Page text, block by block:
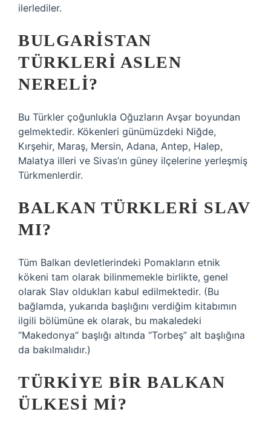
ilerlediler.
BULGARISTAN
TÜRKLERI ASLEN
NERELI?
Bu Türkler çoğunlukla Oğuzların Avşar boyundan
gelmektedir. Kökenleri günümüzdeki Niğde,
Kırşehir, Maraş, Mersin, Adana, Antep, Halep,
Malatya illeri ve Sivas’ın güney ilçelerine yerleşmiş
Türkmenlerdir.
BALKAN TÜRKLERI SLAV
MI?
Tüm Balkan devletlerindeki Pomakların etnik
kökeni tam olarak bilinmemekle birlikte, genel
olarak Slav oldukları kabul edilmektedir. (Bu
bağlamda, yukarıda başlığını verdiğim kitabımın
ilgili bölümüne ek olarak, bu makaledeki
“Makedonya” başlığı altında “Torbeş” alt başlığına
da bakılmalıdır.)
TÜRKIYE BIR BALKAN
ÜLKESI MI?